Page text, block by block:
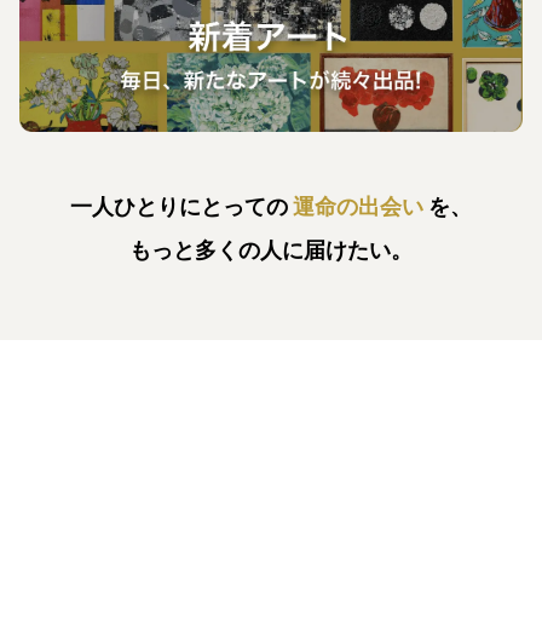
一人ひとりにとっての運命の出会い を、
もっと多くの人に届けたい。